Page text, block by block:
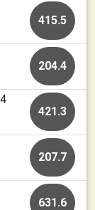
415.5
204.4
421.3
207.7
631.6